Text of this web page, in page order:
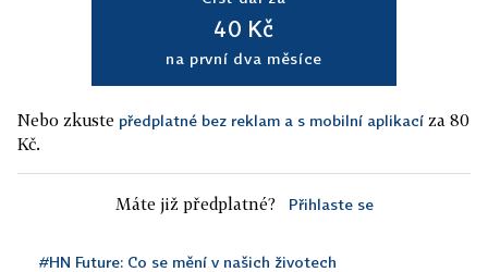
40 Kč
na první dva měsíce
Nebo zkuste předplatné bez reklam a s mobilní aplikací za 80
Kč.
Máte již předplatné? Přihlaste se
#HN Future: Co se mění v našich životech